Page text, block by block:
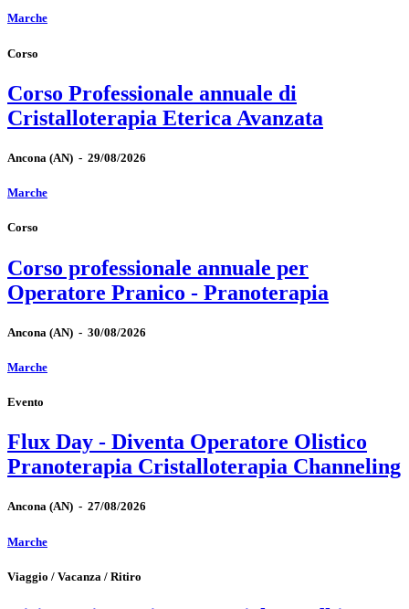
Marche
Corso
Corso Professionale annuale di
Cristalloterapia Eterica Avanzata
Ancona (AN) - 29/08/2026
Marche
Corso
Corso professionale annuale per
Operatore Pranico - Pranoterapia
Ancona (AN) - 30/08/2026
Marche
Evento
Flux Day - Diventa Operatore Olistico
Pranoterapia Cristalloterapia Channeling
Ancona (AN) - 27/08/2026
Marche
Viaggio / Vacanza / Ritiro